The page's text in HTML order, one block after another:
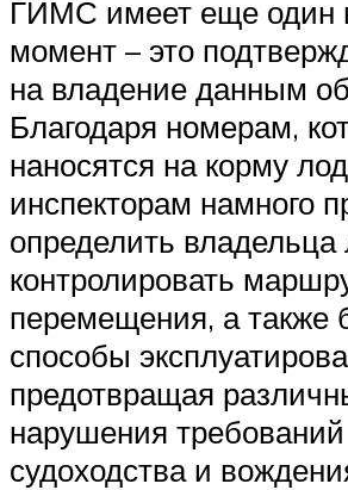
ГИМС имеет еще один
момент – это
на владение данным
Благодаря номерам,
наносятся на корму
инспекторам намного
определить владельца
контролировать
перемещения, а также
способы
предотвращая
нарушения
судоходства и